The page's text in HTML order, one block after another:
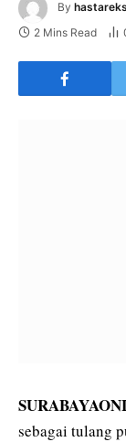
By
2 Mins Read
sebagai tulang